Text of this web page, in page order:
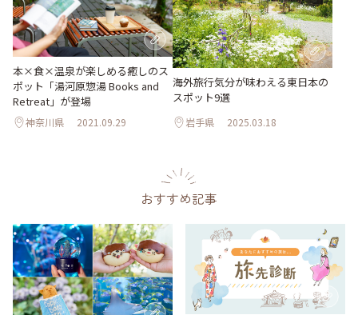
本×食×温泉が楽しめる癒しのス
ポット「湯河原惣湯 Books and
Retreat」が登場
神奈川県 2021.09.29
海外旅行気分が味わえる東日本の
スポット9選
岩手県 2025.03.18
おすすめ記事